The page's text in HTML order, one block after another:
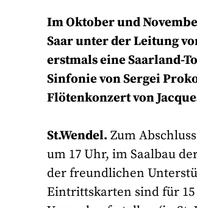
Im Oktober und
Saar unter der Leitung
erstmals eine Saarland-
Sinfonie von Sergei
Flötenkonzert von
St.Wendel. Zum
um 17 Uhr, im Saalbau
der freundlichen
Eintrittskarten sind für